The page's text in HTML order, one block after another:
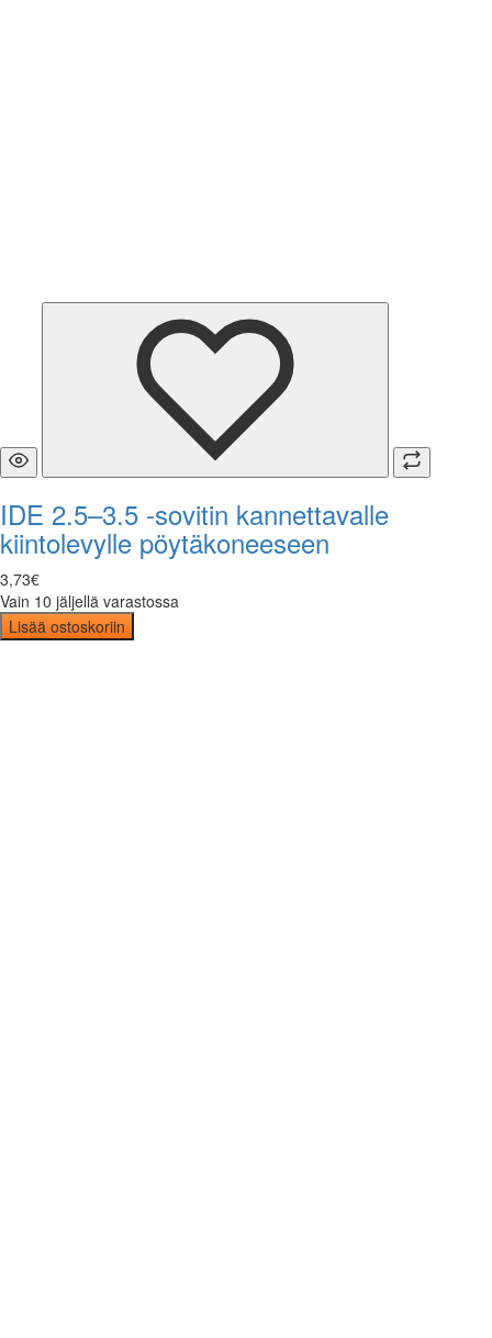
IDE 2.5–3.5 -sovitin kannettavalle
kiintolevylle pöytäkoneeseen
3,73€
Vain 10 jäljellä varastossa
Lisää ostoskoriin